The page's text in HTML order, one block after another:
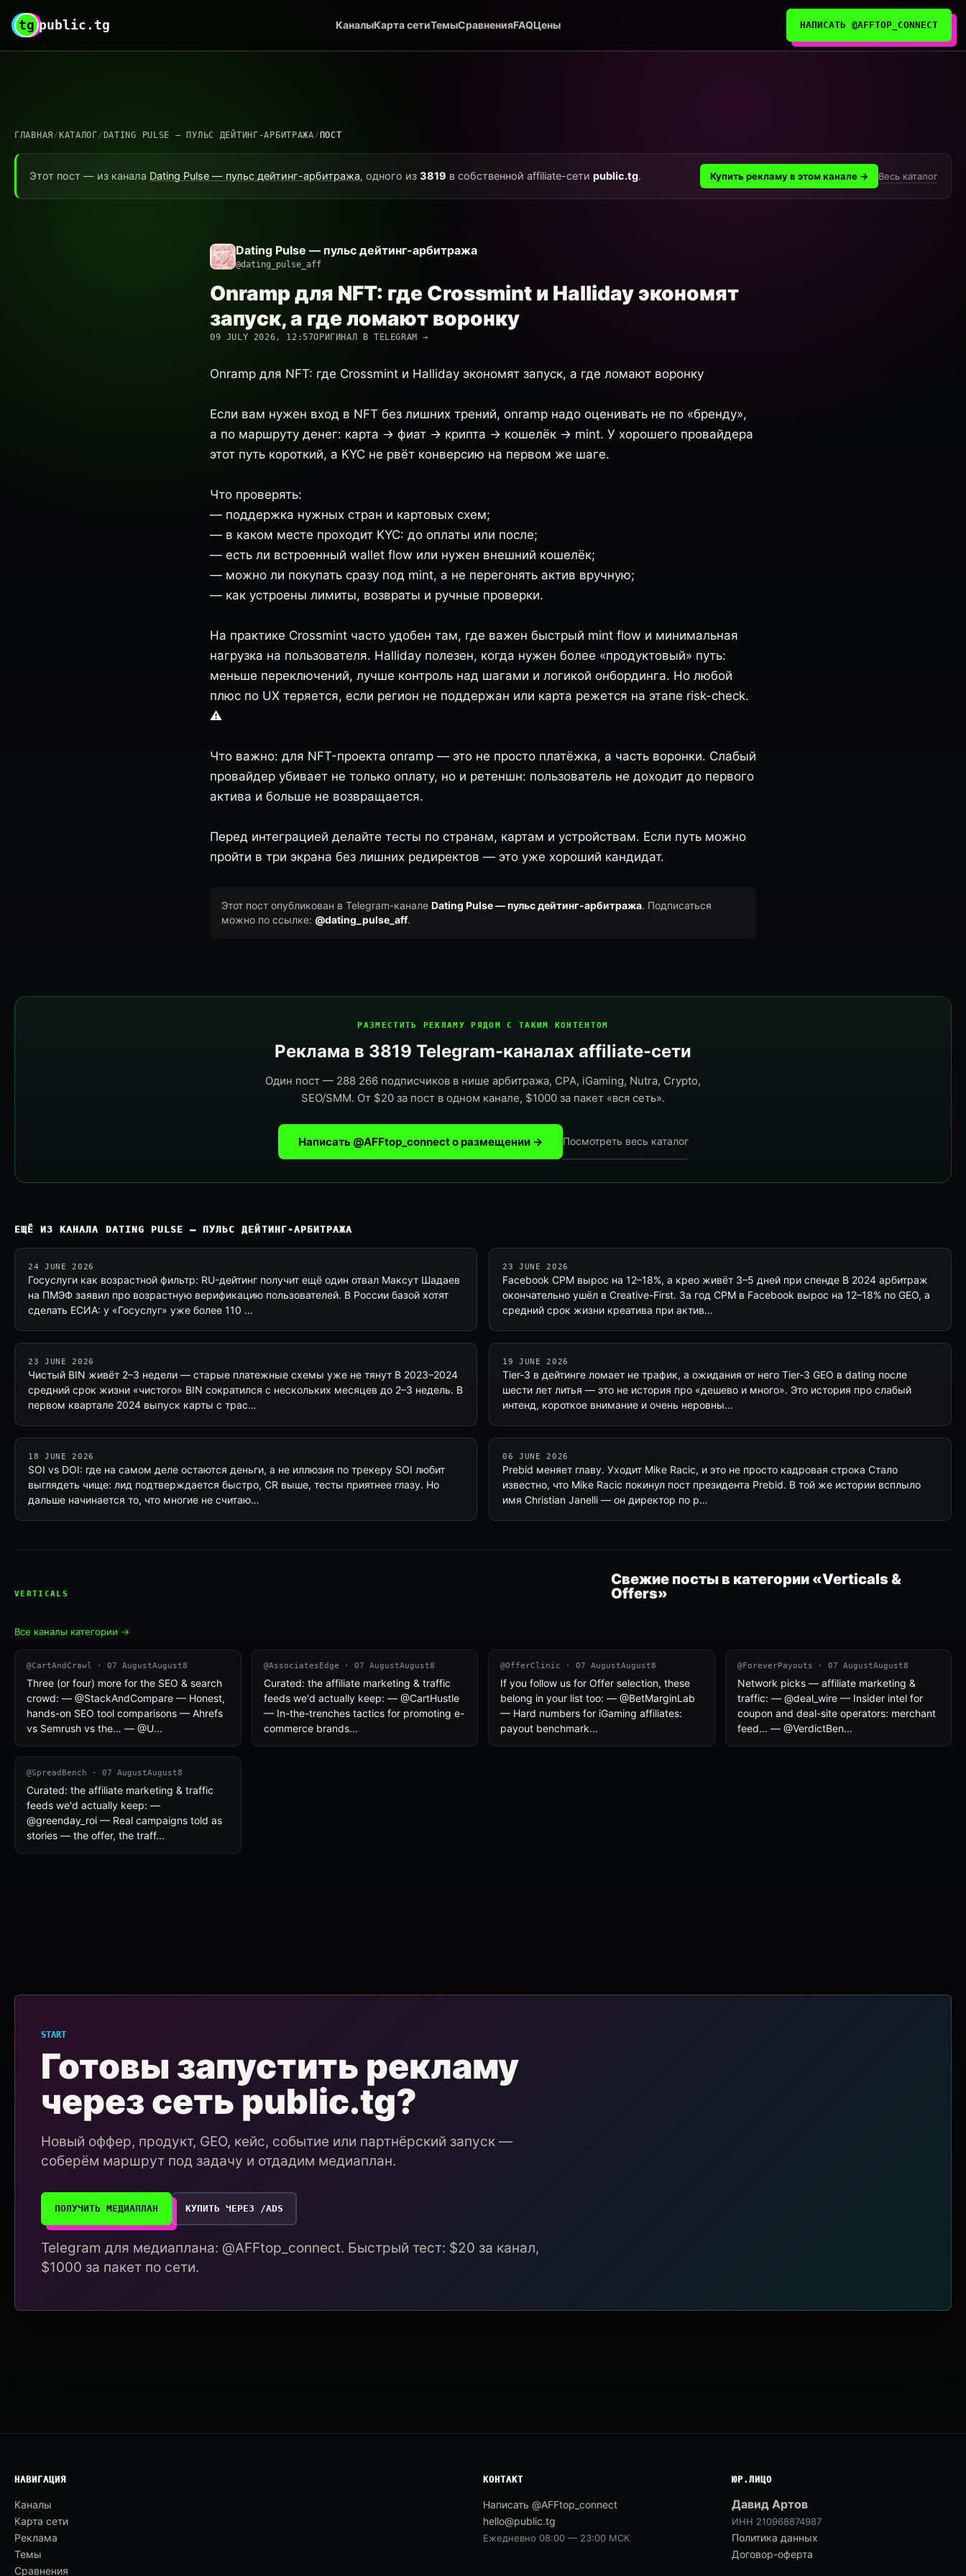
tg public.tg КаналыКарта сетиТемыСравненияFAQЦены НАПИСАТЬ @AFFTOP_CONNECT
ГЛАВНАЯ / КАТАЛОГ/ DATING PULSE — ПУЛЬС ДЕЙТИНГ-АРБИТРАЖА/ ПОСТ
Этот пост — из канала Dating Pulse — пульс дейтинг-арбитража, одного из 3819 в собственной affiliate-сети public.tg. Купить рекламу в этом канале → Весь каталог
Dating Pulse — пульс дейтинг-арбитража
@dating_pulse_aff
Onramp для NFT: где Crossmint и Halliday экономят
запуск, а где ломают воронку
09 JULY 2026, 12:57ОРИГИНАЛ В TELEGRAM →
Onramp для NFT: где Crossmint и Halliday экономят запуск, а где ломают воронку
Если вам нужен вход в NFT без лишних трений, onramp надо оценивать не по «бренду»,
а по маршруту денег: карта → фиат → крипта → кошелёк → mint. У хорошего провайдера
этот путь короткий, а KYC не рвёт конверсию на первом же шаге.
Что проверять:
— поддержка нужных стран и картовых схем;
— в каком месте проходит KYC: до оплаты или после;
— есть ли встроенный wallet flow или нужен внешний кошелёк;
— можно ли покупать сразу под mint, а не перегонять актив вручную;
— как устроены лимиты, возвраты и ручные проверки.
На практике Crossmint часто удобен там, где важен быстрый mint flow и минимальная
нагрузка на пользователя. Halliday полезен, когда нужен более «продуктовый» путь:
меньше переключений, лучше контроль над шагами и логикой онбординга. Но любой
плюс по UX теряется, если регион не поддержан или карта режется на этапе risk-check.
⚠️
Что важно: для NFT-проекта onramp — это не просто платёжка, а часть воронки. Слабый
провайдер убивает не только оплату, но и ретеншн: пользователь не доходит до первого
актива и больше не возвращается.
Перед интеграцией делайте тесты по странам, картам и устройствам. Если путь можно
пройти в три экрана без лишних редиректов — это уже хороший кандидат.
Этот пост опубликован в Telegram-канале Dating Pulse — пульс дейтинг-арбитража. Подписаться
можно по ссылке: @dating_pulse_aff.
РАЗМЕСТИТЬ РЕКЛАМУ РЯДОМ С ТАКИМ КОНТЕНТОМ
Реклама в 3819 Telegram-каналах affiliate-сети
Один пост — 288 266 подписчиков в нише арбитража, CPA, iGaming, Nutra, Crypto,
SEO/SMM. От $20 за пост в одном канале, $1000 за пакет «вся сеть».
Написать @AFFtop_connect о размещении → Посмотреть весь каталог
ЕЩЁ ИЗ КАНАЛА DATING PULSE — ПУЛЬС ДЕЙТИНГ-АРБИТРАЖА
24 JUNE 2026
Госуслуги как возрастной фильтр: RU-дейтинг получит ещё один отвал Максут Шадаев
на ПМЭФ заявил про возрастную верификацию пользователей. В России базой хотят
сделать ЕСИА: у «Госуслуг» уже более 110 …
23 JUNE 2026
Facebook CPM вырос на 12–18%, а крео живёт 3–5 дней при спенде В 2024 арбитраж
окончательно ушёл в Creative-First. За год CPM в Facebook вырос на 12–18% по GEO, а
средний срок жизни креатива при актив…
23 JUNE 2026
Чистый BIN живёт 2–3 недели — старые платежные схемы уже не тянут В 2023–2024
средний срок жизни «чистого» BIN сократился с нескольких месяцев до 2–3 недель. В
первом квартале 2024 выпуск карты с трас…
19 JUNE 2026
Tier-3 в дейтинге ломает не трафик, а ожидания от него Tier-3 GEO в dating после
шести лет литья — это не история про «дешево и много». Это история про слабый
интенд, короткое внимание и очень неровны…
18 JUNE 2026
SOI vs DOI: где на самом деле остаются деньги, а не иллюзия по трекеру SOI любит
выглядеть чище: лид подтверждается быстро, CR выше, тесты приятнее глазу. Но
дальше начинается то, что многие не считаю…
06 JUNE 2026
Prebid меняет главу. Уходит Mike Racic, и это не просто кадровая строка Стало
известно, что Mike Racic покинул пост президента Prebid. В той же истории всплыло
имя Christian Janelli — он директор по p…
VERTICALS
Свежие посты в категории «Verticals &
Offers»
Все каналы категории →
@CartAndCrawl · 07 AugustAugust8
Three (or four) more for the SEO & search
crowd: — @StackAndCompare — Honest,
hands-on SEO tool comparisons — Ahrefs
vs Semrush vs the… — @U...
@AssociatesEdge · 07 AugustAugust8
Curated: the affiliate marketing & traffic
feeds we'd actually keep: — @CartHustle
— In-the-trenches tactics for promoting e-
commerce brands...
@OfferClinic · 07 AugustAugust8
If you follow us for Offer selection, these
belong in your list too: — @BetMarginLab
— Hard numbers for iGaming affiliates:
payout benchmark...
@ForeverPayouts · 07 AugustAugust8
Network picks — affiliate marketing &
traffic: — @deal_wire — Insider intel for
coupon and deal-site operators: merchant
feed… — @VerdictBen...
@SpreadBench · 07 AugustAugust8
Curated: the affiliate marketing & traffic
feeds we'd actually keep: —
@greenday_roi — Real campaigns told as
stories — the offer, the traff...
START
Готовы запустить рекламу
через сеть public.tg?
Новый оффер, продукт, GEO, кейс, событие или партнёрский запуск —
соберём маршрут под задачу и отдадим медиаплан.
ПОЛУЧИТЬ МЕДИАПЛАН КУПИТЬ ЧЕРЕЗ /ADS
Telegram для медиаплана: @AFFtop_connect. Быстрый тест: $20 за канал,
$1000 за пакет по сети.
НАВИГАЦИЯ
Каналы
Карта сети
Реклама
Темы
Сравнения
КОНТАКТ
Написать @AFFtop_connect
hello@public.tg
Ежедневно 08:00 — 23:00 МСК
ЮР.ЛИЦО
Давид Артов
ИНН 210968874987
Политика данных
Договор-оферта